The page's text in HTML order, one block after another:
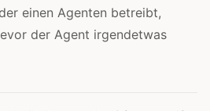
einen Agenten betreibt,
der Agent irgendetwas